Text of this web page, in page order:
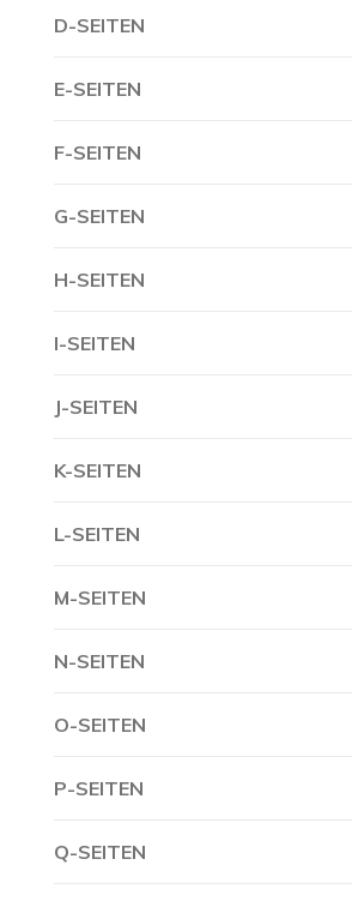
D-SEITEN
E-SEITEN
F-SEITEN
G-SEITEN
H-SEITEN
I-SEITEN
J-SEITEN
K-SEITEN
L-SEITEN
M-SEITEN
N-SEITEN
O-SEITEN
P-SEITEN
Q-SEITEN